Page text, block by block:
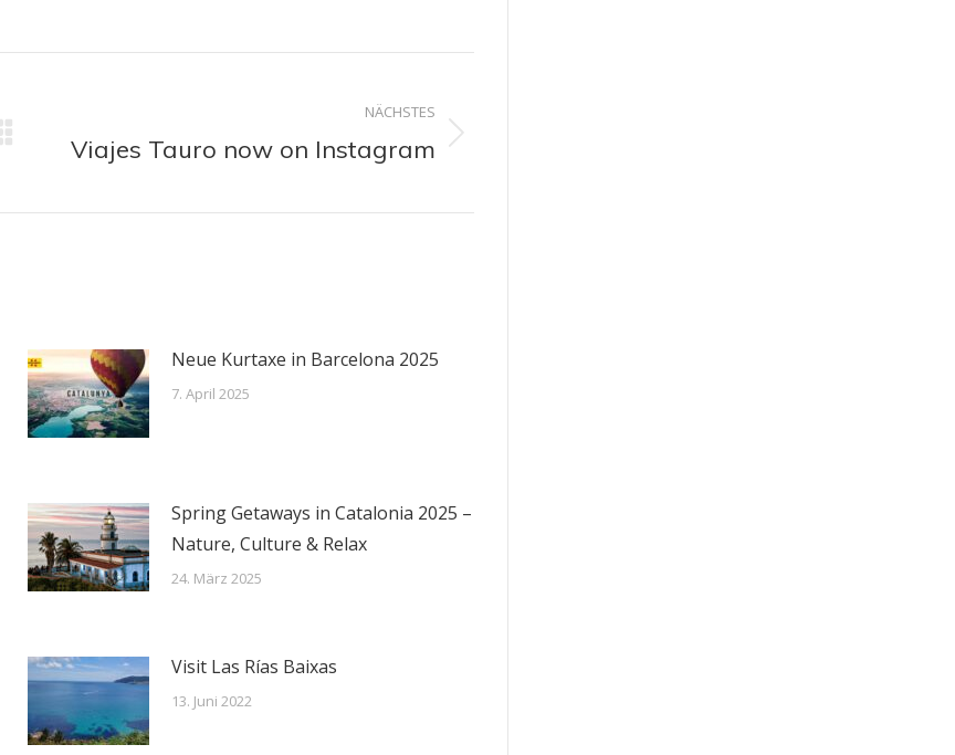
NÄCHSTES
Nächster
Viajes Tauro now on Instagram
Neue Kurtaxe in Barcelona 2025
7. April 2025
Spring Getaways in Catalonia 2025 –
Nature, Culture & Relax
24. März 2025
Visit Las Rías Baixas
13. Juni 2022